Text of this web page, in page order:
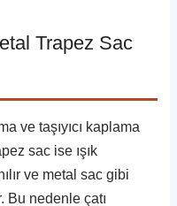
Trapez Sac
ve taşıyıcı kaplama
sac ise ışık
ve metal sac gibi
Bu nedenle çatı